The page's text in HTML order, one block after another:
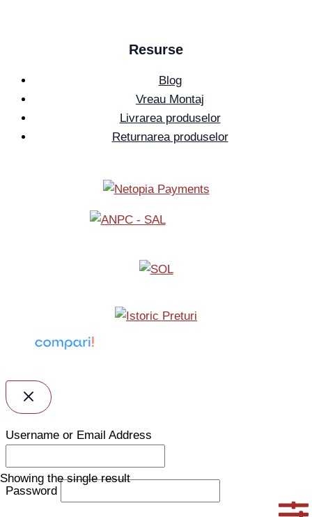
Showing the single result
Resurse
Blog
Vreau Montaj
Livrarea produselor
Returnarea produselor
Username or Email Address
Password